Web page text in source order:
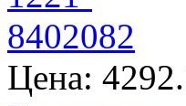
Цена: